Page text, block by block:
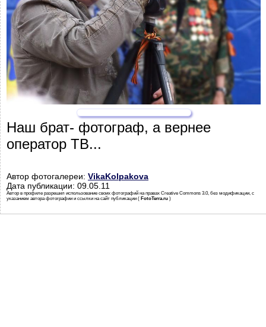
Наш брат- фотограф, а вернее
оператор ТВ...
Автор фотогалереи: VikaKolpakova
Дата публикации: 09.05.11
Автор в профиле разрешил использование своих фотографий на правах Creative Commons 3.0, без модификации, с
указанием автора фотографии и ссылки на сайт публикации ( FotoTerra.ru )